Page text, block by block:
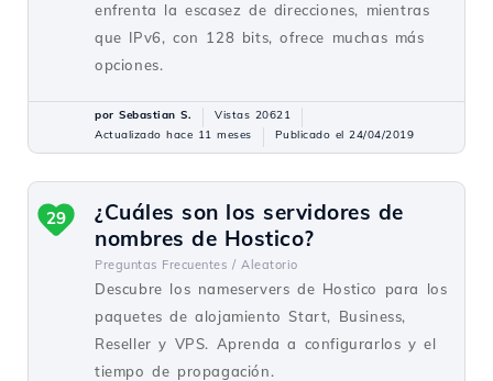
enfrenta la escasez de direcciones, mientras
que IPv6, con 128 bits, ofrece muchas más
opciones.
por Sebastian S.
Vistas 20621
Actualizado hace 11 meses
Publicado el 24/04/2019
¿Cuáles son los servidores de
nombres de Hostico?
Preguntas Frecuentes / Aleatorio
Descubre los nameservers de Hostico para los
paquetes de alojamiento Start, Business,
Reseller y VPS. Aprenda a configurarlos y el
tiempo de propagación.
29